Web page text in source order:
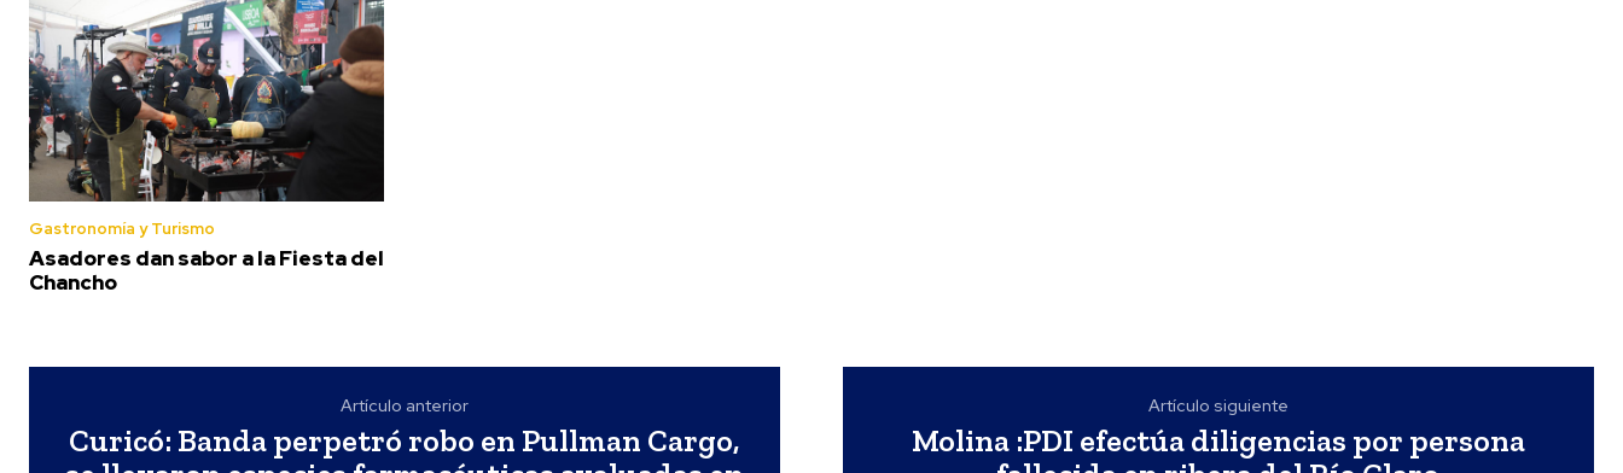
Gastronomía y Turismo
Asadores dan sabor a la Fiesta del
Chancho
Artículo anterior
Curicó: Banda perpetró robo en Pullman Cargo,
Artículo siguiente
Molina :PDI efectúa diligencias por persona